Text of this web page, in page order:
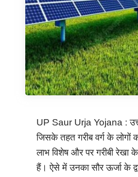
UP Saur Urja Yojana :
जिसके तहत गरीब वर्ग के लोगों
लाभ विशेष और पर गरीबी रेखा
हैं। ऐसे में उनका सौर ऊर्जा के